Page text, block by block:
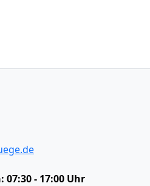
07:30 - 17:00 Uhr